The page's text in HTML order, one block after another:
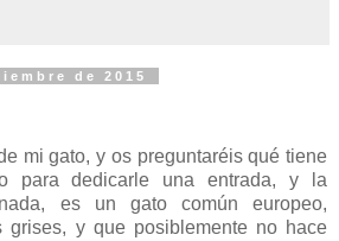
de 2015
mi gato, y os preguntaréis qué tiene
para dedicarle una entrada, y la
es un gato común europeo,
grises, y que posiblemente no hace